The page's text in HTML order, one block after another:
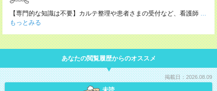
【専門的な知識は不要】カルテ整理や患者さまの受付など、看護師 ...
もっとみる
あなたの閲覧履歴からのオススメ
掲載日：2026.08.09